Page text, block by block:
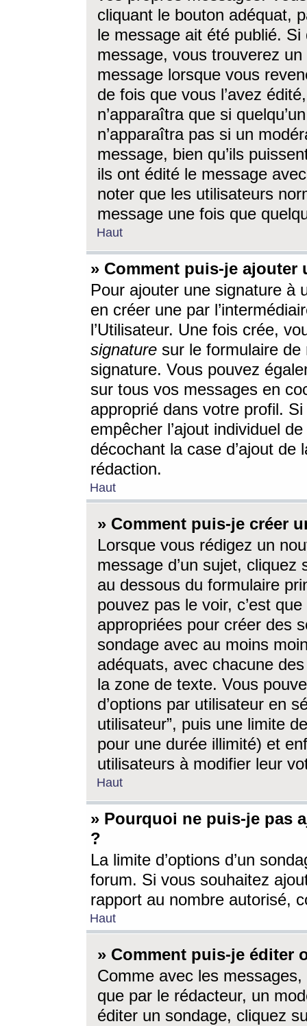
cliquant le bouton adéquat,
le message ait été publié. Si
message, vous trouverez
message lorsque vous
de fois que vous l’avez
n’apparaîtra que si
n’apparaîtra pas si un
message, bien qu’ils
ils ont édité le message
noter que les utilisateurs
message une fois que
Haut
» Comment puis-je ajouter
Pour ajouter une signature à
en créer une par
l’Utilisateur. Une fois crée,
signature sur le formulaire de
signature. Vous pouvez
sur tous vos messages en
approprié dans votre profil.
empêcher l’ajout individuel
décochant la case d’ajout
rédaction.
Haut
» Comment puis-je créer
Lorsque vous rédigez un
message d’un sujet, cliquez
au dessous du formulaire
pouvez pas le voir, c’est
appropriées pour créer des
sondage avec au moins
adéquats, avec chacune
la zone de texte. Vous
d’options par utilisateur en
utilisateur”, puis une limite
pour une durée illimité) et
utilisateurs à modifier leur
Haut
» Pourquoi ne puis-je pas
?
La limite d’options d’un
forum. Si vous souhaitez
rapport au nombre autorisé,
Haut
» Comment puis-je éditer
Comme avec les
que par le rédacteur, un
éditer un sondage, cliquez